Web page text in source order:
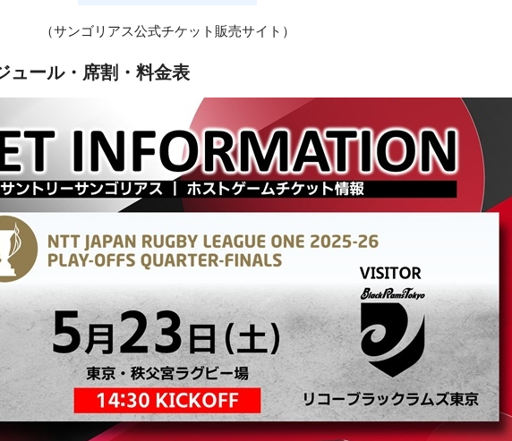
（サンゴリアス公式チケット販売サイト）
ュール・席割・料金表